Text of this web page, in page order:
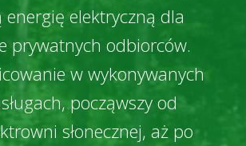
elektryczną dla
prywatnych odbiorców.
w wykonywanych
począwszy od
słonecznej, aż po